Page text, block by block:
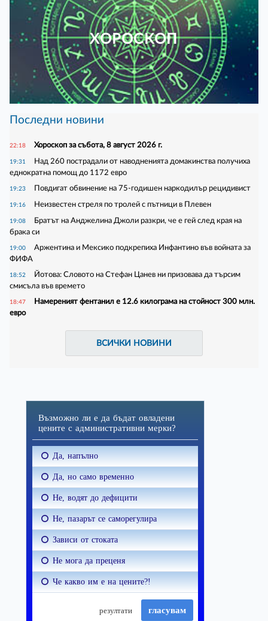
ХОРОСКОП
Последни новини
22:18 Хороскоп за събота, 8 август 2026 г.
19:31
Над 260 пострадали от наводненията домакинства получиха
еднократна помощ до 1172 евро
19:23 Повдигат обвинение на 75-годишен наркодилър рецидивист
19:16 Неизвестен стреля по тролей с пътници в Плевен
19:08
Братът на Анджелина Джоли разкри, че е гей след края на
брака си
19:00
Аржентина и Мексико подкрепиха Инфантино във войната за
ФИФА
18:52
Йотова: Словото на Стефан Цанев ни призовава да търсим
смисъла във времето
18:47
Намереният фентанил е 12.6 килограма на стойност 300 млн.
евро
ВСИЧКИ НОВИНИ